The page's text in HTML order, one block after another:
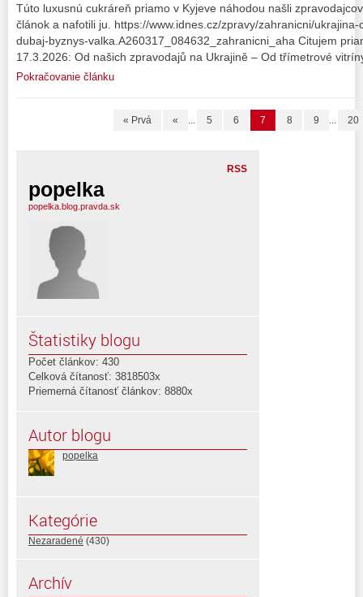
Túto luxusnú cukráreň priamo v Kyjeve náhodou našli
článok a nafotili ju. https://www.idnes.cz/zpravy/zahranicni/
dubaj-byznys-valka.A260317_084632_zahranicni_aha Citujem
17.3.2026: Od našich zpravodajů na Ukrajině – Od třímetrové
Pokračovanie článku
« Prvá « ... 5 6 7 8 9 ... 20
RSS
popelka
popelka.blog.pravda.sk
Štatistiky blogu
Počet článkov: 430
Celková čítanosť: 3818503x
Priemerná čítanosť článkov: 8880x
Autor blogu
popelka
Kategórie
Nezaradené (430)
Archív